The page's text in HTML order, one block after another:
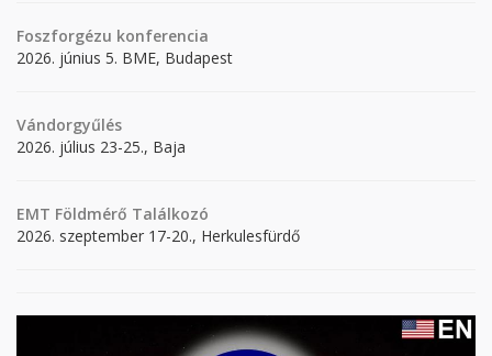
Foszforgézu konferencia
2026. június 5. BME, Budapest
Vándorgyűlés
2026. július 23-25., Baja
EMT Földmérő Találkozó
2026. szeptember 17-20., Herkulesfürdő